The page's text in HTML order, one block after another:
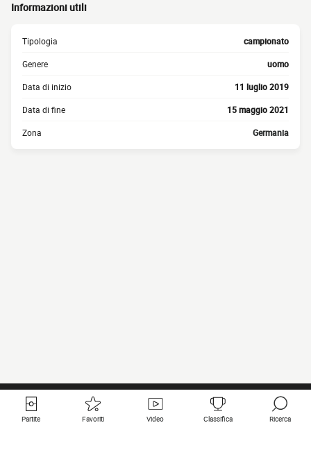
Informazioni utili
Tipologia campionato
Genere uomo
Data di inizio 11 luglio 2019
Data di fine 15 maggio 2021
Zona Germania
Partite Favoriti Video Classifica Ricerca